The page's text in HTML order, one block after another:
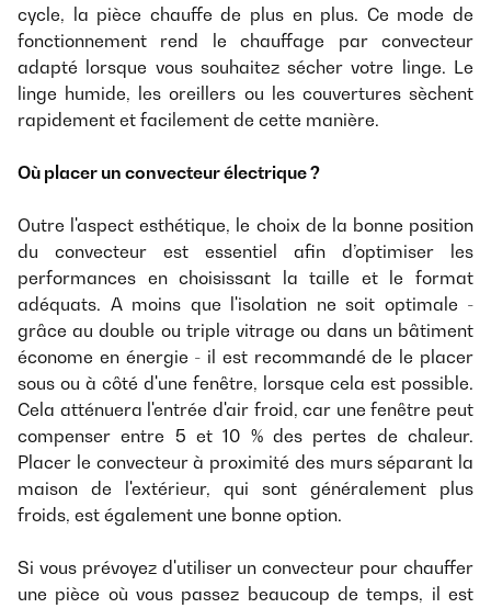
cycle, la pièce chauffe de plus en plus. Ce mode de
fonctionnement rend le chauffage par convecteur
adapté lorsque vous souhaitez sécher votre linge. Le
linge humide, les oreillers ou les couvertures sèchent
rapidement et facilement de cette manière.
Où placer un convecteur électrique ?
Outre l'aspect esthétique, le choix de la bonne position
du convecteur est essentiel afin d’optimiser les
performances en choisissant la taille et le format
adéquats. A moins que l'isolation ne soit optimale -
grâce au double ou triple vitrage ou dans un bâtiment
économe en énergie - il est recommandé de le placer
sous ou à côté d'une fenêtre, lorsque cela est possible.
Cela atténuera l'entrée d'air froid, car une fenêtre peut
compenser entre 5 et 10 % des pertes de chaleur.
Placer le convecteur à proximité des murs séparant la
maison de l'extérieur, qui sont généralement plus
froids, est également une bonne option.
Si vous prévoyez d'utiliser un convecteur pour chauffer
une pièce où vous passez beaucoup de temps, il est